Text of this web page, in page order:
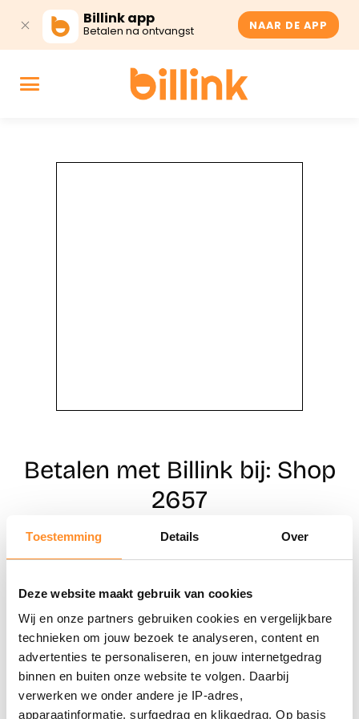
Toestemming Details Over
Deze website maakt gebruik van cookies
Wij en onze partners gebruiken cookies en vergelijkbare
technieken om jouw bezoek te analyseren, content en
advertenties te personaliseren, en jouw internetgedrag
binnen en buiten onze website te volgen. Daarbij
verwerken we onder andere je IP-adres,
apparaatinformatie, surfgedrag en klikgedrag. Op basis
Billink app
Betalen na ontvangst NAAR DE APP
Betalen met Billink bij: Shop
2657
Naar winkels